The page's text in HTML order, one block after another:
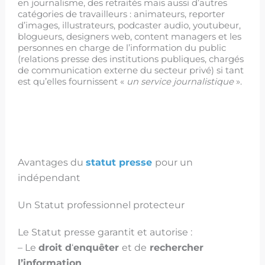
en journalisme, des retraités mais aussi d’autres
catégories de travailleurs : animateurs, reporter
d’images, illustrateurs, podcaster audio, youtubeur,
blogueurs, designers web, content managers et les
personnes en charge de l’information du public
(relations presse des institutions publiques, chargés
de communication externe du secteur privé) si tant
est qu’elles fournissent « un service journalistique».
Avantages du statut presse pour un
indépendant
Un Statut professionnel protecteur
Le Statut presse garantit et autorise :
– Le droit d‘enquêter et de rechercher
l’information